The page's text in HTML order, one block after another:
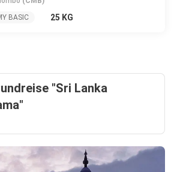
BASIC 25 KG
"Sri Lanka